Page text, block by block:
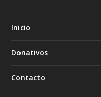
Inicio
Donativos
Contacto